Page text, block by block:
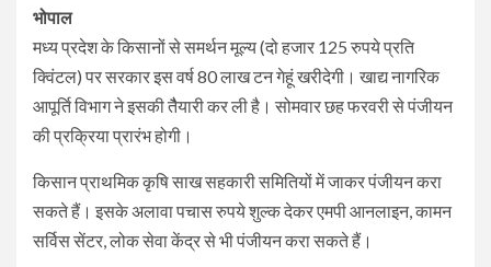
भोपाल
मध्‍य प्रदेश के किसानों से समर्थन मूल्य (दो हजार 125 रुपये प्रति
क्विंटल) पर सरकार इस वर्ष 80 लाख टन गेहूं खरीदेगी। खाद्य नागरिक
आपूर्ति विभाग ने इसकी तैैयारी कर ली है। सोमवार छह फरवरी से पंजीयन
की प्रक्रिया प्रारंभ होगी।
किसान प्राथमिक कृषि साख सहकारी समितियों में जाकर पंजीयन करा
सकते हैं। इसके अलावा पचास रुपये शुल्क देकर एमपी आनलाइन, कामन
सर्विस सेंटर, लोक सेवा केंद्र से भी पंजीयन करा सकते हैं।